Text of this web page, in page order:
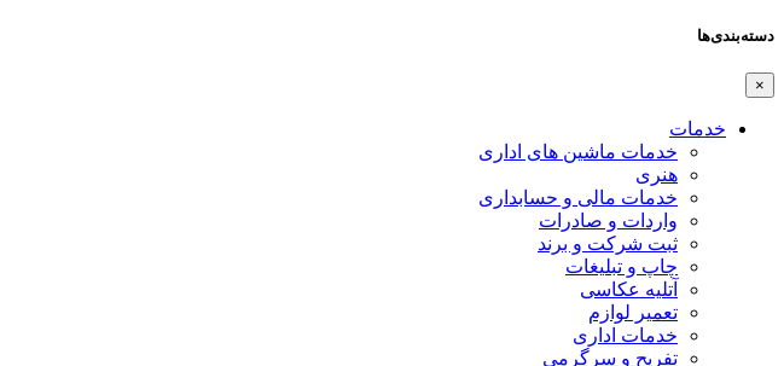
دسته‌بندی‌ها
×
خدمات
خدمات ماشین های اداری
هنری
خدمات مالی و حسابداری
واردات و صادرات
ثبت شرکت و برند
چاپ و تبلیغات
آتلیه عکاسی
تعمیر لوازم
خدمات اداری
تفریح و سرگرمی